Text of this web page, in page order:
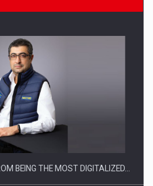
care nu se supun noilor
BEING THE MOST DIGITALIZED…